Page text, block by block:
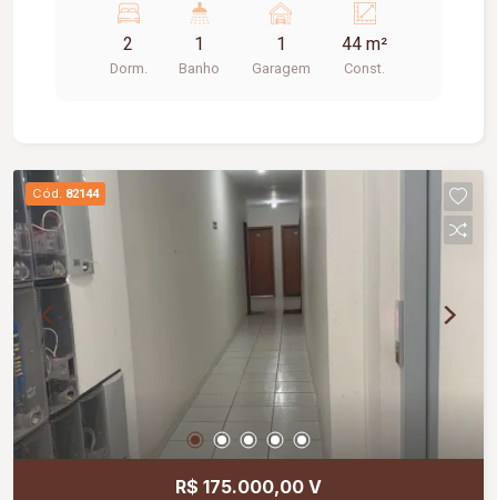
24 horas, elevador, piscina, salão de festas,
espaço gourmet, playground. Condomínio já
incluso no valor do aluguel.
2
Dorm.
1
Banho
1
Garagem
44 m²
Const.
Cód. 82144
R$ 175.000,00 V